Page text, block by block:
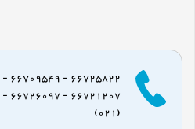
(021)